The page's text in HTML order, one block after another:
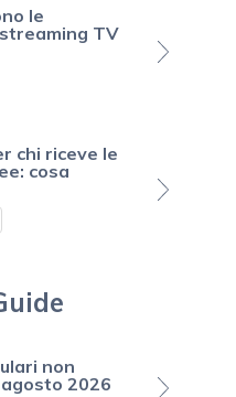
le
TV
chi riceve le
cosa
non
2026